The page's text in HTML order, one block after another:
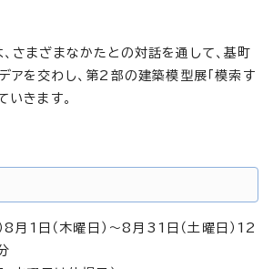
さまざまなかたとの対話を通して、基町
アを交わし、第2部の建築模型展「模索す
いきます。
月1日（木曜日）～8月31日（土曜日）12